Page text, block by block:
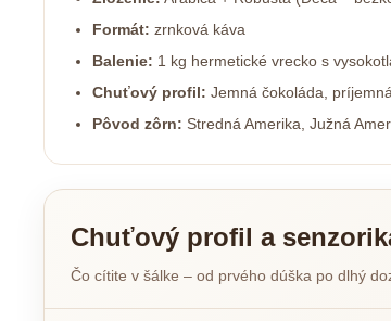
Formát: zrnková káva
Balenie: 1 kg hermetické vrecko s
Chuťový profil: Jemná čokoláda,
Pôvod zôrn: Stredná Amerika, Južná
Chuťový profil a
Čo cítite v šálke – od prvého dúška po dlhý